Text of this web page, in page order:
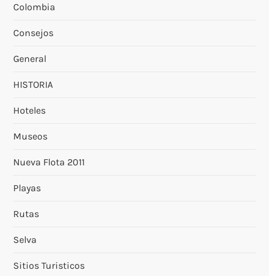
Colombia
Consejos
General
HISTORIA
Hoteles
Museos
Nueva Flota 2011
Playas
Rutas
Selva
Sitios Turisticos